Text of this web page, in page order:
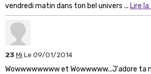
vendredi matin dans ton bel univers ... Lire
23Mi Le 09/01/2014
Wowwwwwwww et Wowwwww...J'adore ta